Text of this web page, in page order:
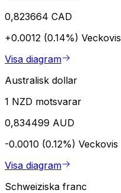
0,823664 CAD
+0.0012 (0.14%) Veckovis
Visa diagram
Australisk dollar
1 NZD motsvarar
0,834499 AUD
-0.0010 (0.12%) Veckovis
Visa diagram
Schweiziska franc